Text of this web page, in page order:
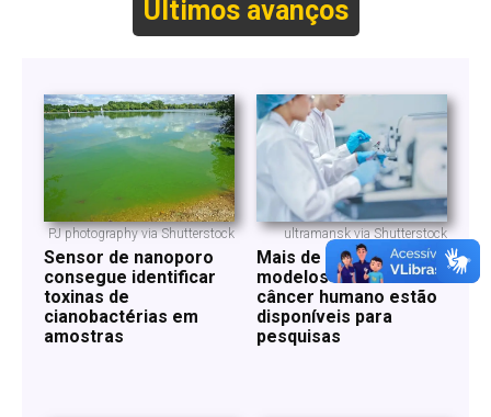
Últimos avanços
PJ photography via Shutterstock
Sensor de nanoporo
consegue identificar
toxinas de
cianobactérias em
amostras
ultramansk via Shutterstock
Mais de 600 novos
modelos de tecidos de
câncer humano estão
disponíveis para
pesquisas